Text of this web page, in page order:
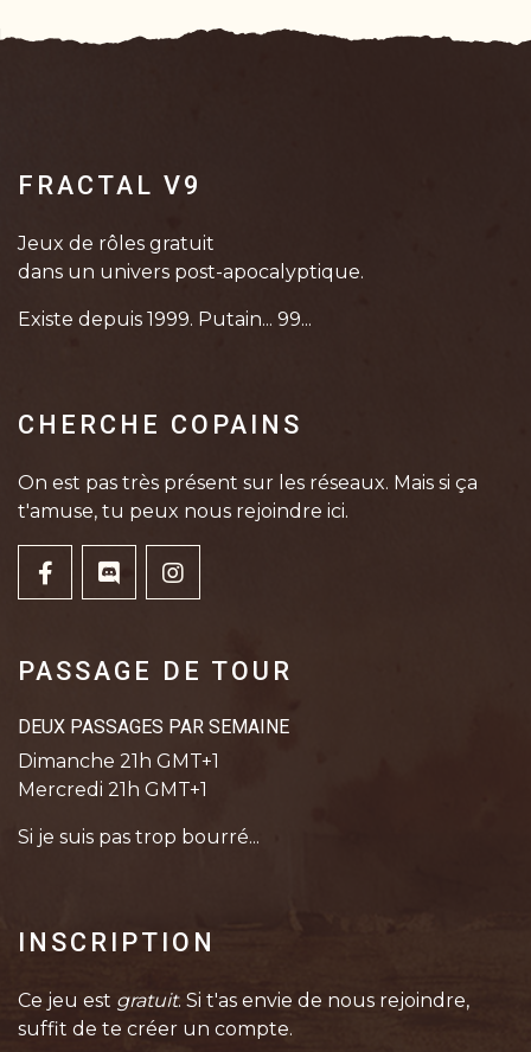
FRACTAL V9
Jeux de rôles gratuit
dans un univers post-apocalyptique.
Existe depuis 1999. Putain... 99...
CHERCHE COPAINS
On est pas très présent sur les réseaux. Mais si ça
t'amuse, tu peux nous rejoindre ici.
PASSAGE DE TOUR
DEUX PASSAGES PAR SEMAINE
Dimanche 21h GMT+1
Mercredi 21h GMT+1
Si je suis pas trop bourré...
INSCRIPTION
Ce jeu est gratuit. Si t'as envie de nous rejoindre,
suffit de te créer un compte.